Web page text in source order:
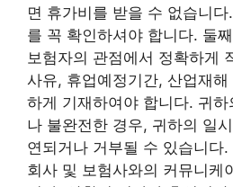
면 휴가비를 받을 수 없습니
를 꼭 확인하셔야 합니다. 둘
보험자의 관점에서 정확하게
사유, 휴업예정기간, 산업재
하게 기재하여야 합니다. 귀
나 불완전한 경우, 귀하의 일
연되거나 거부될 수 있습니다
회사 및 보험사와의 커뮤니케